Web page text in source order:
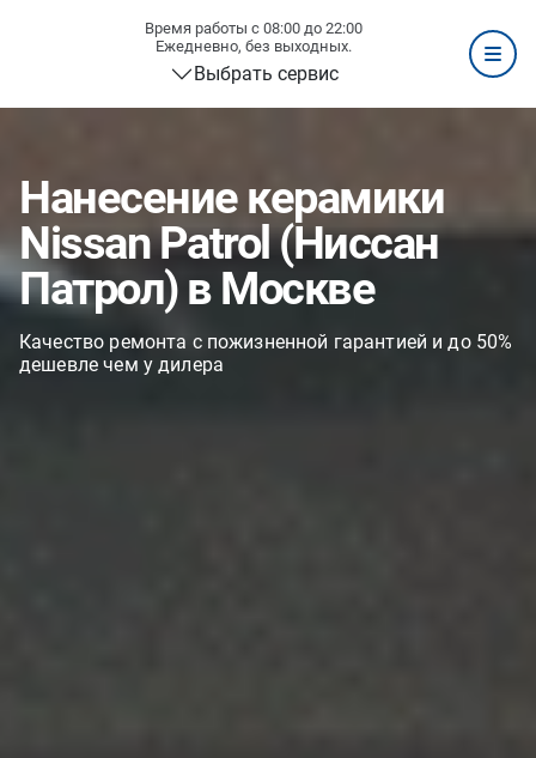
Время работы с 08:00 до 22:00
Ежедневно, без выходных.
Выбрать сервис
Нанесение керамики
Nissan Patrol (Ниссан
Патрол) в Москве
Качество ремонта с пожизненной гарантией и до 50%
дешевле чем у дилера